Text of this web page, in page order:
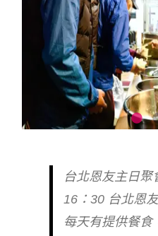
台北恩友主日聚
16：30 台北恩
每天有提供餐食